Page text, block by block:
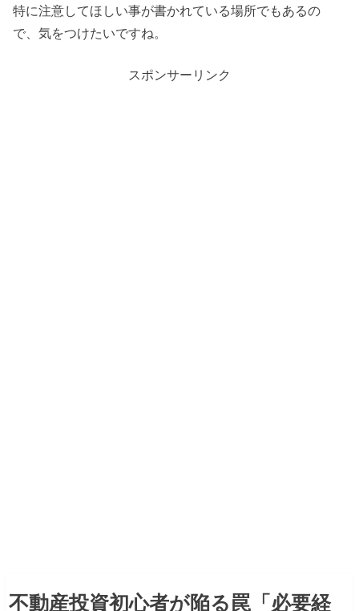
特に注意してほしい事が書かれている場所でもあるの
で、気をつけたいですね。
スポンサーリンク
不動産投資初心者が陥る罠「必要経